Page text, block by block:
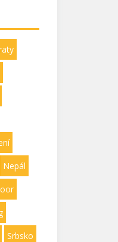
Nepál
Srbsko